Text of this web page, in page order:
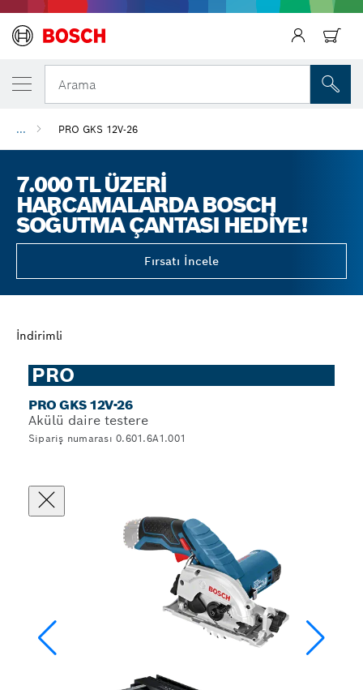
Arama
... PRO GKS 12V-26
7.000 TL ÜZERI
HARCAMALARDA BOSCH
SOĞUTMA ÇANTASI HEDIYE!
Fırsatı İncele
İndirimli
PRO
PRO GKS 12V-26
Akülü daire testere
Sipariş numarası 0.601.6A1.001